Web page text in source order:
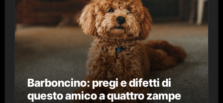
Barboncino: pregi e difetti di
questo amico a quattro zampe